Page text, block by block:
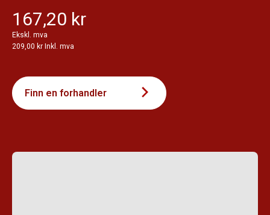
167,20 kr
Ekskl. mva
209,00 kr Inkl. mva
Finn en forhandler